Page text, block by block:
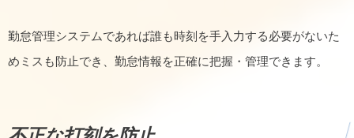
勤怠管理システムであれば誰も時刻を手入力する必要がないた
めミスも防止でき、勤怠情報を正確に把握・管理できます。